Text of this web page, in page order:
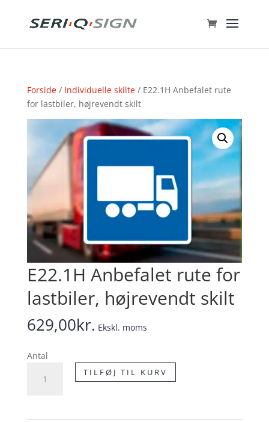
Forside/ Individuelle skilte/ E22.1H Anbefalet rute
for lastbiler, højrevendt skilt
E22.1H Anbefalet rute for
lastbiler, højrevendt skilt
629,00kr. Ekskl. moms
Antal
Anbefalet
TILFØJ TIL KURV